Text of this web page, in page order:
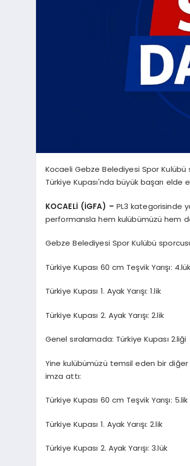
Kocaeli Gebze Belediyesi Spor Kulübü
Türkiye Kupası'nda büyük başarı elde
KOCAELİ (İGFA) – PL3 kategorisinde
performansla hem kulübümüzü hem
Gebze Belediyesi Spor Kulübü
Türkiye Kupası 60 cm Teşvik Yarışı: 4.lük
Türkiye Kupası 1. Ayak Yarışı: 1.lik
Türkiye Kupası 2. Ayak Yarışı: 2.lik
Genel sıralamada: Türkiye Kupası 2.liği
Yine kulübümüzü temsil eden bir diğer
imza attı:
Türkiye Kupası 60 cm Teşvik Yarışı: 5.lik
Türkiye Kupası 1. Ayak Yarışı: 2.lik
Türkiye Kupası 2. Ayak Yarışı: 3.lük